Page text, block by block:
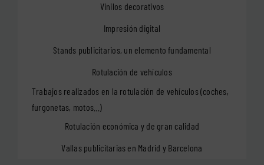
Vinilos decorativos
Impresión digital
Stands publicitarios, un elemento fundamental
Rotulación de vehículos
Trabajos realizados en la rotulación de vehículos (coches,
furgonetas, motos…)
Rotulación económica y de gran calidad
Vallas publicitarias en Madrid y Barcelona